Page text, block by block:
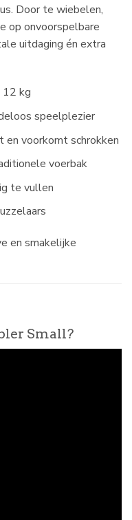
Door te wiebelen,
op onvoorspelbare
uitdaging én extra
12 kg
speelplezier
voorkomt schrokken
voerbak
te vullen
en smakelijke
Small?